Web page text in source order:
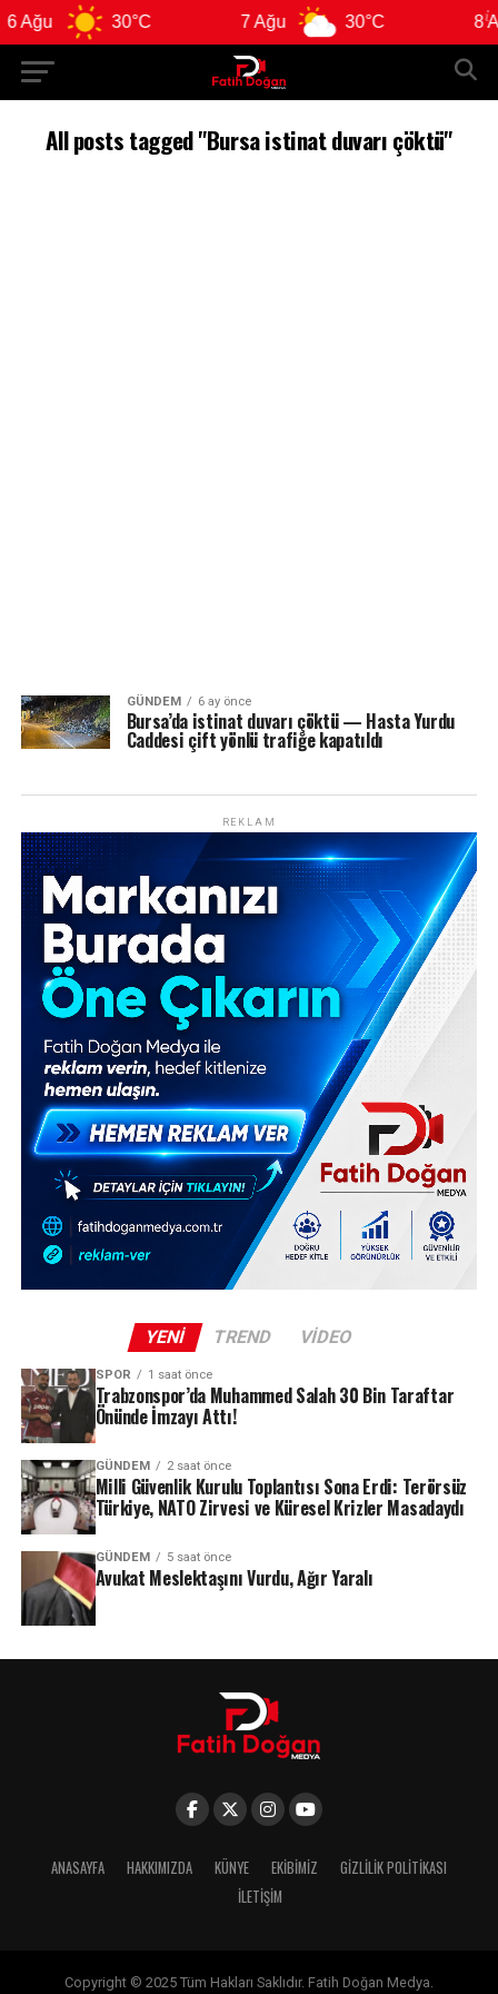
Ağu 30°C 7 Ağu 30°C 8
All posts tagged "Bursa istinat duvarı çöktü"
GÜNDEM 6 ay önce
Bursa’da istinat duvarı çöktü — Hasta Yurdu
Caddesi çift yönlü trafiğe kapatıldı
REKLAM
YENI TREND VIDEO
SPOR 1 saat önce
Trabzonspor’da Muhammed Salah 30 Bin Taraftar
Önünde İmzayı Attı!
GÜNDEM 2 saat önce
Milli Güvenlik Kurulu Toplantısı Sona Erdi: Terörsüz
Türkiye, NATO Zirvesi ve Küresel Krizler Masadaydı
GÜNDEM 5 saat önce
Avukat Meslektaşını Vurdu, Ağır Yaralı
ANASAYFA HAKKIMIZDA KÜNYE EKIBIMIZ
GIZLILIK POLITIKASI
İLETIŞIM
Copyright © 2025 Tüm Hakları Saklıdır. Fatih Doğan Medya.